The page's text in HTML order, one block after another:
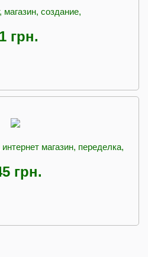
магазин, создание,
1 грн.
магазин, переделка,
грн.